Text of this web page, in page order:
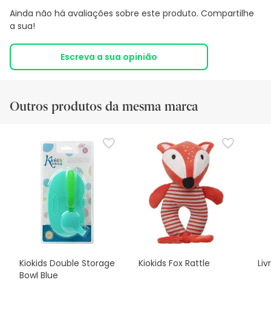
Ainda não há avaliações sobre este produto. Compartilhe
a sua!
Escreva a sua opinião
Outros produtos da mesma marca
Kiokids Double Storage
Bowl Blue
Kiokids Fox Rattle